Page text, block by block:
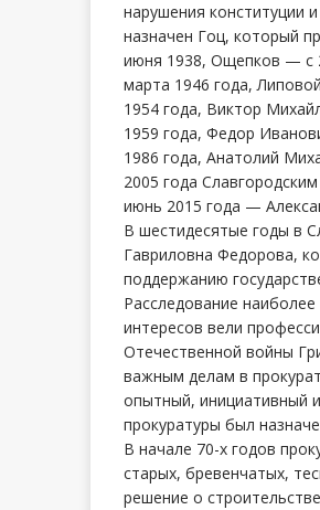
нарушения конституции
назначен Гоц, который
июня 1938, Ощепков — с
марта 1946 года,
1954 года, Виктор
1959 года, Федор
1986 года, Анатолий
2005 года
июнь 2015 года —
В шестидесятые годы в
Гавриловна Федорова,
поддержанию
Расследование
интересов вели
Отечественной войны
важным делам в
опытный, инициативный
прокуратуры был
В начале 70-х годов
старых, бревенчатых,
решение о